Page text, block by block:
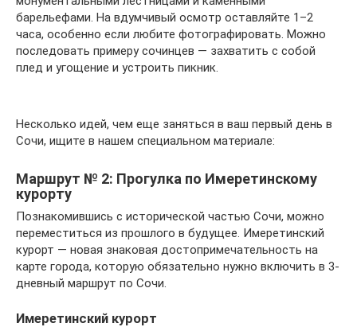
барельефами. На вдумчивый осмотр оставляйте 1–2
часа, особенно если любите фотографировать. Можно
последовать примеру сочинцев — захватить с собой
плед и угощение и устроить пикник.
Несколько идей, чем еще заняться в ваш первый день в
Сочи, ищите в нашем специальном материале:
Маршрут № 2: Прогулка по Имеретинскому
курорту
Познакомившись с исторической частью Сочи, можно
переместиться из прошлого в будущее. Имеретинский
курорт — новая знаковая достопримечательность на
карте города, которую обязательно нужно включить в 3-
дневный маршрут по Сочи.
Имеретинский курорт